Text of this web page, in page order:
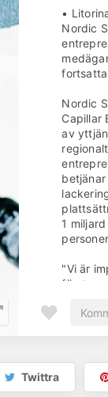
•
Nordic
Nordic
Capillar
av
1
"Vi är
företag
vårt
Twittra